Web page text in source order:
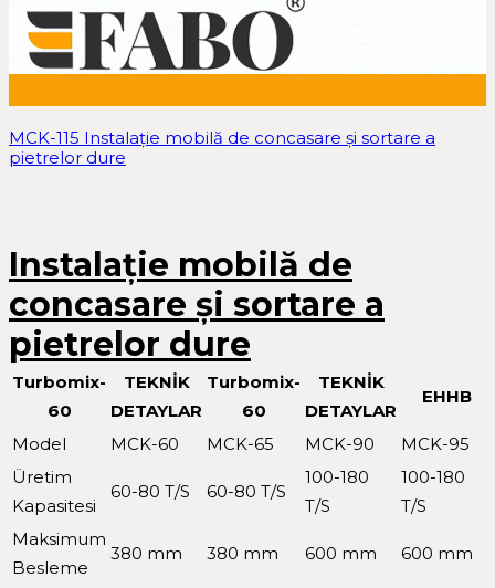
MCK-115 Instalație mobilă de concasare și sortare a
pietrelor dure
Instalație mobilă de
concasare și sortare a
pietrelor dure
Turbomix-
60
TEKNİK
DETAYLAR
Turbomix-
60
TEKNİK
DETAYLAR
EHHB
Model MCK-60 MCK-65 MCK-90
MCK-95
Üretim
Kapasitesi
60-80 T/S 60-80 T/S
100-180
T/S
100-180
T/S
Maksimum
Besleme
380 mm 380 mm 600 mm 600 mm